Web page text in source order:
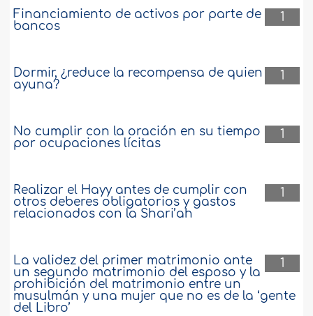
1
Financiamiento de activos por parte de
bancos
1
Dormir, ¿reduce la recompensa de quien
ayuna?
1
No cumplir con la oración en su tiempo
por ocupaciones lícitas
1
Realizar el Hayy antes de cumplir con
otros deberes obligatorios y gastos
relacionados con la Shari’ah
1
La validez del primer matrimonio ante
un segundo matrimonio del esposo y la
prohibición del matrimonio entre un
musulmán y una mujer que no es de la ‘gente
del Libro’